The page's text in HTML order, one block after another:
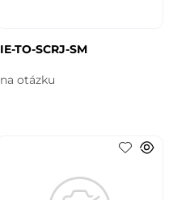
IE-TO-SCRJ-SM
na otázku